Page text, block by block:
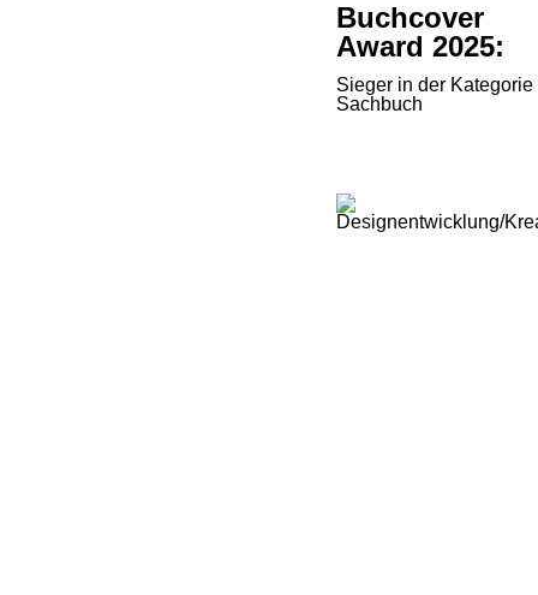
Buchcover
Award 2025:
Sieger in der Kategorie
Sachbuch